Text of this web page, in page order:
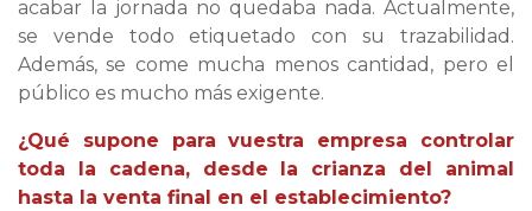
acabar la jornada no quedaba nada. Actualmente,
se vende todo etiquetado con su trazabilidad.
Además, se come mucha menos cantidad, pero el
público es mucho más exigente.
¿Qué supone para vuestra empresa controlar
toda la cadena, desde la crianza del animal
hasta la venta final en el establecimiento?